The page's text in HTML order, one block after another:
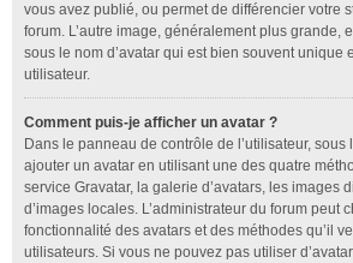
vous avez publié, ou permet de différencier votre
forum. L’autre image, généralement plus grande,
sous le nom d’avatar qui est bien souvent unique
utilisateur.
Comment puis-je afficher un avatar ?
Dans le panneau de contrôle de l’utilisateur,
ajouter un avatar en utilisant une des quatre
service Gravatar, la galerie d’avatars, les images
d’images locales. L’administrateur du forum peut
fonctionnalité des avatars et des méthodes qu’il
utilisateurs. Si vous ne pouvez pas utiliser